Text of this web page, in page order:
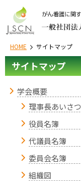
HOME サイトマップ
サイトマップ
学会概要
理事長あいさつ
役員名簿
代議員名簿
委員会名簿
組織図